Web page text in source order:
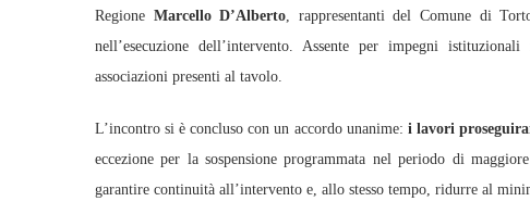
Regione Marcello D’Alberto, rappresentanti del Comune di
nell’esecuzione dell’intervento. Assente per impegni istituzionali
associazioni presenti al tavolo.
L’incontro si è concluso con un accordo unanime: i lavori
eccezione per la sospensione programmata nel periodo di
garantire continuità all’intervento e, allo stesso tempo, ridurre al